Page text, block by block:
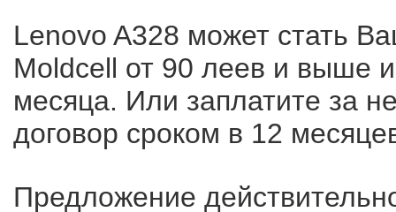
Lenovo A328 может стать
Moldcell от 90 леев и выше
месяца. Или заплатите за
договор сроком в 12
Предложение